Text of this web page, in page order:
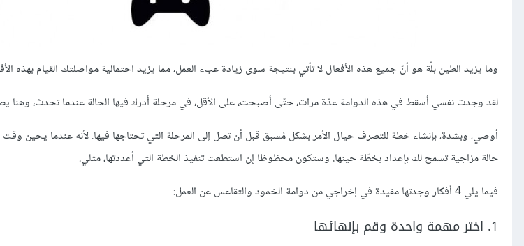
وما يزيد الطين بلّة هو أنّ جميع هذه الأفعال لا تأتي بنتيجة سوى زيادة عبء العمل، مما يزيد احتمالية مواصلتك القيام بهذه
لقد وجدت نفسي أسقط في هذه الدوامة عدّة مرات، حتّى أصبحت، على الأقل، في مرحلة أدرك فيها الحالة عندما تحدث، وهنا
أوصي، وبشدة، بإنشاء خطة للتصرف حيال الأمر بشكل مُسبق قبل أن تصل إلى المرحلة التي تحتاجها فيها. لأنه عندما يحين
حالة مزاجية تسمح لك بإعداد بخطّة حينها. وستكون محظوظا إن استطعت تنفيذ الخطة التي أعددتها، مثلي.
فيما يلي 4 أفكار وجدتها مفيدة في إخراجي من دوامة الخمود والتقاعس عن العمل:
1. اختر مهمة واحدة وقم بإنهائها